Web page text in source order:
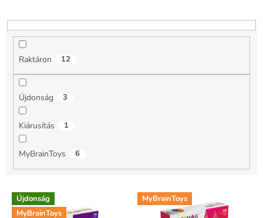
d
e
Raktáron 12
Újdonság 3
Kiárusítás 1
MyBrainToys 6
T Újdonság
MyBrainToys
MyBrainToys